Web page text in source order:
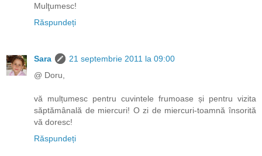
Mulţumesc!
Răspundeți
Sara
21 septembrie 2011 la 09:00
@ Doru,
vă mulțumesc pentru cuvintele frumoase și pentru vizita
săptămânală de miercuri! O zi de miercuri-toamnă însorită
vă doresc!
Răspundeți